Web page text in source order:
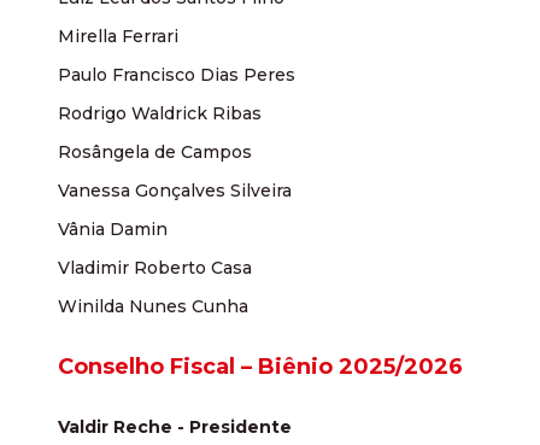
Mirella Ferrari
Paulo Francisco Dias Peres
Rodrigo Waldrick Ribas
Rosângela de Campos
Vanessa Gonçalves Silveira
Vânia Damin
Vladimir Roberto Casa
Winilda Nunes Cunha
Conselho Fiscal – Biênio 2025/2026
Valdir Reche - Presidente